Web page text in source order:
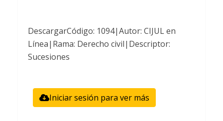
DescargarCódigo: 1094|Autor: CIJUL en
Línea|Rama: Derecho civil|Descriptor:
Sucesiones
Iniciar sesión para ver más